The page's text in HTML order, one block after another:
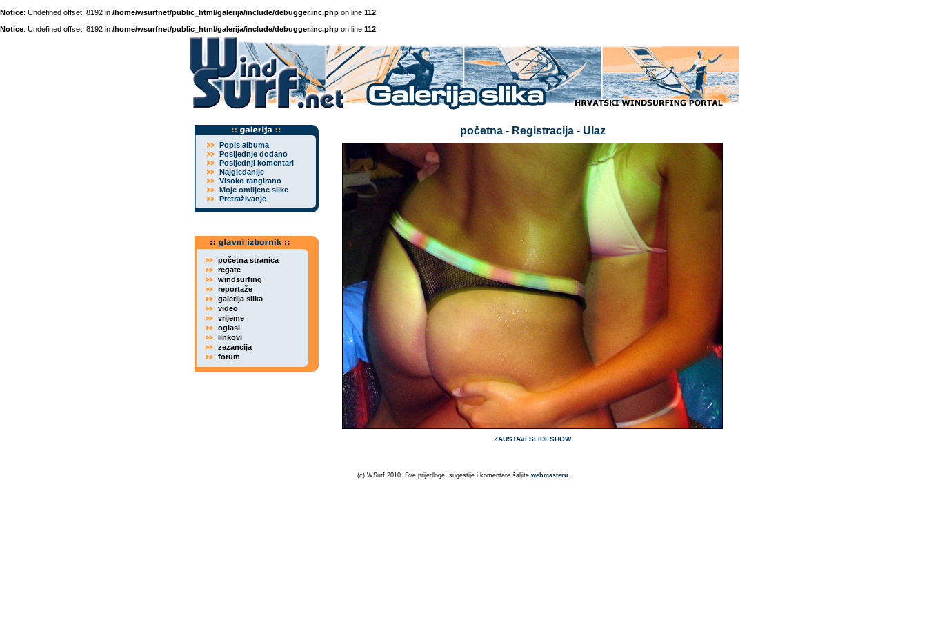
Notice: Undefined offset: 8192 in /home/wsurfnet/public_html/galerija/include/debugger.inc.php on line 112
Notice: Undefined offset: 8192 in /home/wsurfnet/public_html/galerija/include/debugger.inc.php on line 112
Popis albuma
Posljednje dodano
Posljednji komentari
Najgledanije
Visoko rangirano
Moje omiljene slike
Pretraživanje
početna stranica
regate
windsurfing
reportaže
galerija slika
video
vrijeme
oglasi
linkovi
zezancija
forum
početna- Registracija- Ulaz
ZAUSTAVI SLIDESHOW
(c) WSurf 2010. Sve prijedloge, sugestije i komentare šaljite webmasteru